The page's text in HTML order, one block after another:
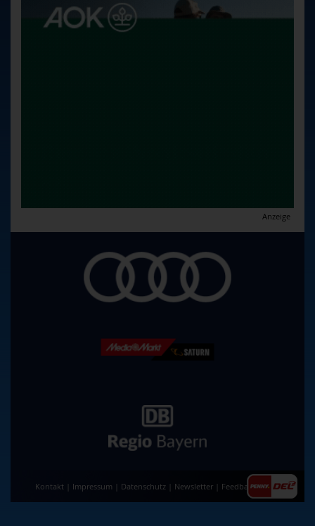
Anzeige
Kontakt Impressum Datenschutz Newsletter Feedback|AGB